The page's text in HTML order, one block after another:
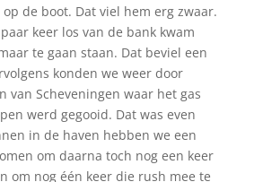
de boot. Dat viel hem erg zwaar.
keer los van de bank kwam
te gaan staan. Dat beviel een
konden we weer door
van Scheveningen waar het gas
werd gegooid. Dat was even
in de haven hebben we een
om daarna toch nog een keer
om nog één keer die rush mee te